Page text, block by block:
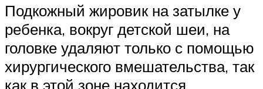
Подкожный жировик на затылке у
ребенка, вокруг детской шеи, на
головке удаляют только с помощью
хирургического вмешательства, так
как в этой зоне находится